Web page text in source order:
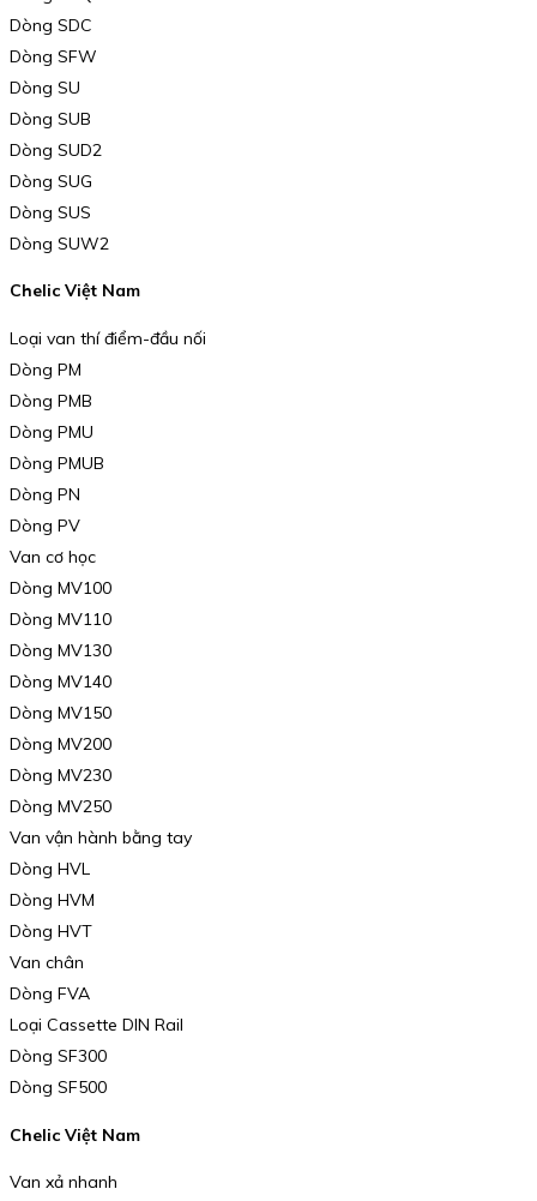
Dòng SDC
Dòng SFW
Dòng SU
Dòng SUB
Dòng SUD2
Dòng SUG
Dòng SUS
Dòng SUW2
Chelic Việt Nam
Loại van thí điểm-đầu nối
Dòng PM
Dòng PMB
Dòng PMU
Dòng PMUB
Dòng PN
Dòng PV
Van cơ học
Dòng MV100
Dòng MV110
Dòng MV130
Dòng MV140
Dòng MV150
Dòng MV200
Dòng MV230
Dòng MV250
Van vận hành bằng tay
Dòng HVL
Dòng HVM
Dòng HVT
Van chân
Dòng FVA
Loại Cassette DIN Rail
Dòng SF300
Dòng SF500
Chelic Việt Nam
Van xả nhanh